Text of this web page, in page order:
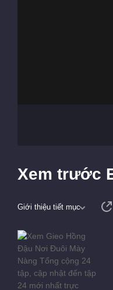
Xem trước
Giới thiệu tiết mục